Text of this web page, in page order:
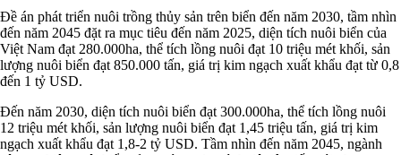
Đề án phát triển nuôi trồng thủy sản trên biển đến năm 2030, tầm nhìn
đến năm 2045 đặt ra mục tiêu đến năm 2025, diện tích nuôi biển của
Việt Nam đạt 280.000ha, thể tích lồng nuôi đạt 10 triệu mét khối, sản
lượng nuôi biển đạt 850.000 tấn, giá trị kim ngạch xuất khẩu đạt từ 0,8
đến 1 tỷ USD.
Đến năm 2030, diện tích nuôi biển đạt 300.000ha, thể tích lồng nuôi
12 triệu mét khối, sản lượng nuôi biển đạt 1,45 triệu tấn, giá trị kim
ngạch xuất khẩu đạt 1,8-2 tỷ USD. Tầm nhìn đến năm 2045, ngành